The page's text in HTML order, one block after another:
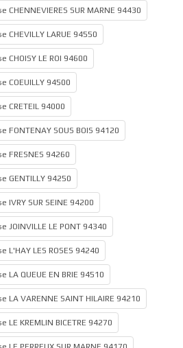
SUR MARNE 94430
CHEVILLY LARUE 94550
LE ROI 94600
COEUILLY 94500
CRETEIL 94000
SOUS BOIS 94120
FRESNES 94260
GENTILLY 94250
IVRY SUR SEINE 94200
JOINVILLE LE PONT 94340
LES ROSES 94240
QUEUE EN BRIE 94510
LA VARENNE SAINT HILAIRE 94210
KREMLIN BICETRE 94270